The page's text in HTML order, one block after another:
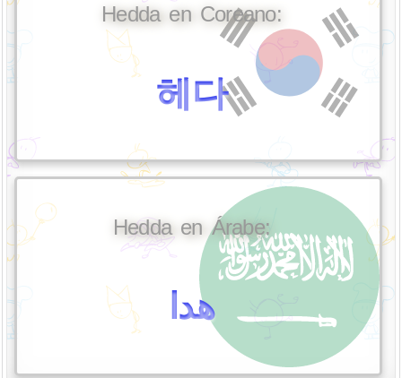
Hedda en Coreano:
헤다
Hedda en Árabe:
هدا